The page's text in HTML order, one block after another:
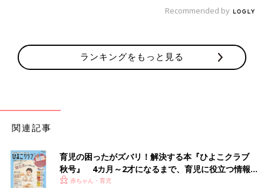
Recommended by
ランキングをもっと見る
関連記事
育児の困ったがズバリ！解決する本『ひよこクラブ
秋号』 4カ月～2才になるまで、育児に役立つ情報が
いっぱい！
赤ちゃん・育児